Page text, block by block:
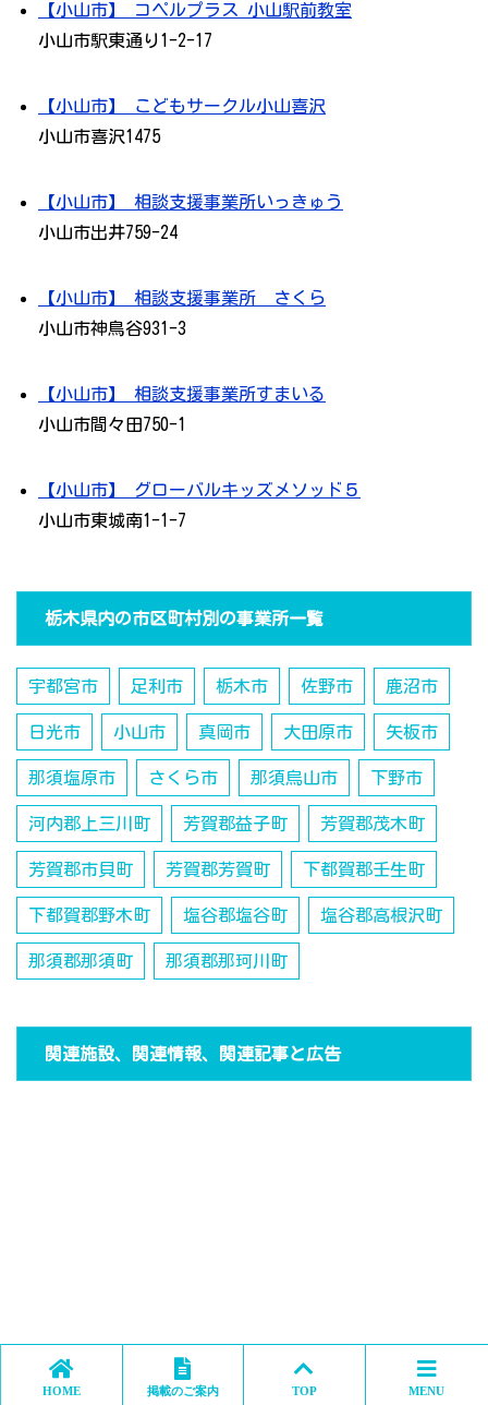
【小山市】 コペルプラス 小山駅前教室
小山市駅東通り1-2-17
【小山市】 こどもサークル小山喜沢
小山市喜沢1475
【小山市】 相談支援事業所いっきゅう
小山市出井759-24
【小山市】 相談支援事業所 さくら
小山市神鳥谷931-3
【小山市】 相談支援事業所すまいる
小山市間々田750-1
【小山市】 グローバルキッズメソッド５
小山市東城南1-1-7
栃木県内の市区町村別の事業所一覧
宇都宮市 足利市 栃木市 佐野市 鹿沼市
日光市 小山市 真岡市 大田原市 矢板市
那須塩原市 さくら市 那須烏山市 下野市
河内郡上三川町 芳賀郡益子町 芳賀郡茂木町
芳賀郡市貝町 芳賀郡芳賀町 下都賀郡壬生町
下都賀郡野木町 塩谷郡塩谷町 塩谷郡高根沢町
那須郡那須町 那須郡那珂川町
関連施設、関連情報、関連記事と広告
HOME 掲載のご案内 TOP MENU